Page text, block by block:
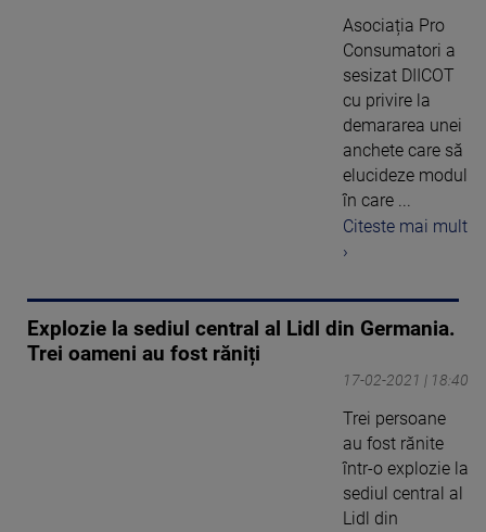
Asociația Pro
Consumatori a
sesizat DIICOT
cu privire la
demararea unei
anchete care să
elucideze modul
în care ...
Citeste mai mult
›
Explozie la sediul central al Lidl din Germania.
Trei oameni au fost răniți
17-02-2021 | 18:40
Trei persoane
au fost rănite
într-o explozie la
sediul central al
Lidl din